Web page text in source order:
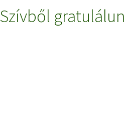
Szívből